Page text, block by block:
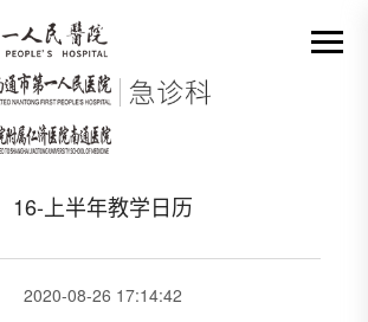
本科教学 - 16-上半年教学日历
分类出来 
16-上半年教学日历
2020-08-26 17:14:42